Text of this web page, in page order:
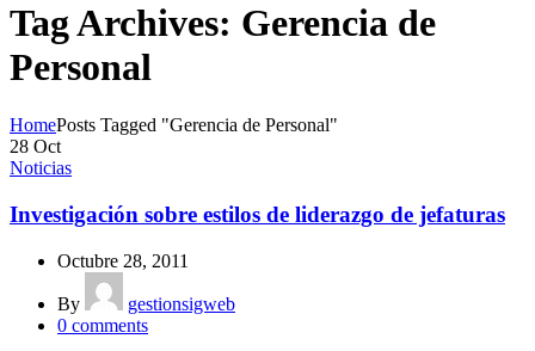
Tag Archives: Gerencia de
Personal
HomePosts Tagged "Gerencia de Personal"
28 Oct
Noticias
Investigación sobre estilos de liderazgo de jefaturas
Octubre 28, 2011
By
gestionsigweb
0 comments